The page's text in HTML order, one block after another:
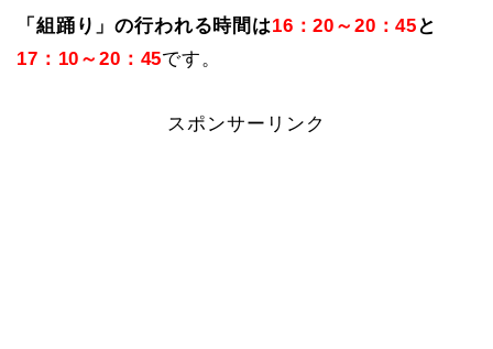
「組踊り」の行われる時間は16：20～20：45 と
17：10～20：45です。
スポンサーリンク